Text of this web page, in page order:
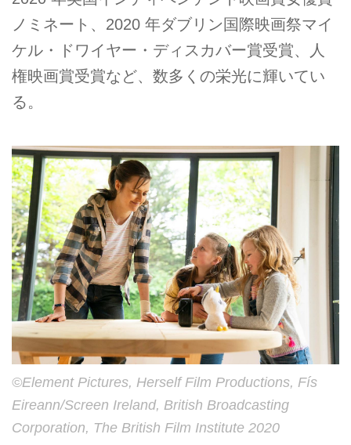
ノミネート、2020 年ダブリン国際映画祭マイ
ケル・ドワイヤー・ディスカバー賞受賞、人
権映画賞受賞など、数多くの栄光に輝いてい
る。
©Element Pictures, Herself Film Productions, Fís
Eireann/Screen Ireland, British Broadcasting
Corporation, The British Film Institute 2020